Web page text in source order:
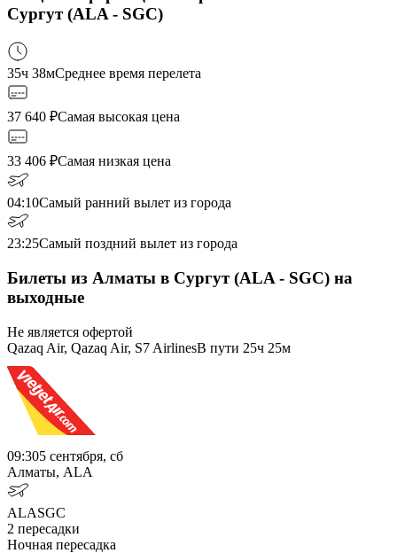
Сургут (ALA - SGC)
35ч 38мСреднее время перелета
37 640 ₽Самая высокая цена
33 406 ₽Самая низкая цена
04:10Самый ранний вылет из города
23:25Самый поздний вылет из города
Билеты из Алматы в Сургут (ALA - SGC) на
выходные
Не является офертой
Qazaq Air, Qazaq Air, S7 AirlinesВ пути 25ч 25м
09:305 сентября, сб
Алматы, ALA
ALASGC
2 пересадки
Ночная пересадка